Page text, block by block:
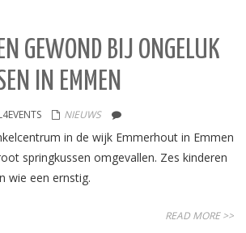
GEWOND BIJ ONGELUK
IN EMMEN
NIEUWS
in de wijk Emmerhout in Emmen
springkussen omgevallen. Zes kinderen
wie een ernstig.
READ MORE >>